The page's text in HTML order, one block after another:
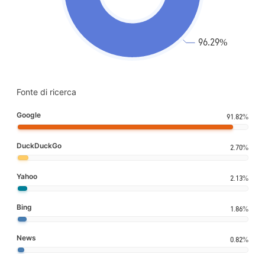
Fonte di ricerca
Google 91.82%
DuckDuckGo 2.70%
Yahoo 2.13%
Bing 1.86%
News 0.82%